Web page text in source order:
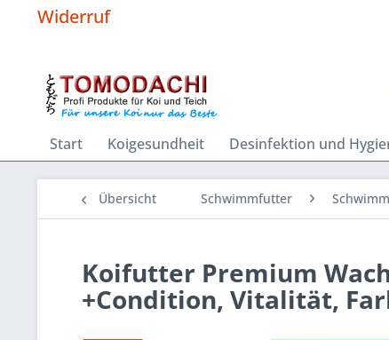
Widerruf
Start Koigesundheit Desinfektion und
Übersicht Schwimmfutter
Koifutter Premium
+Condition, Vitalität,